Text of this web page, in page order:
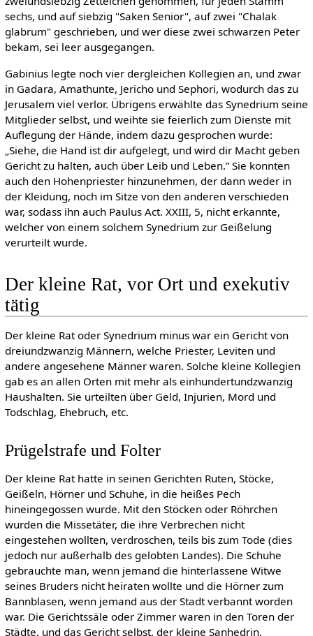
sechs, und auf siebzig "Saken Senior", auf zwei "Chalak
glabrum" geschrieben, und wer diese zwei schwarzen Peter
bekam, sei leer ausgegangen.
Gabinius legte noch vier dergleichen Kollegien an, und zwar
in Gadara, Amathunte, Jericho und Sephori, wodurch das zu
Jerusalem viel verlor. Übrigens erwählte das Synedrium seine
Mitglieder selbst, und weihte sie feierlich zum Dienste mit
Auflegung der Hände, indem dazu gesprochen wurde:
„Siehe, die Hand ist dir aufgelegt, und wird dir Macht geben
Gericht zu halten, auch über Leib und Leben.” Sie konnten
auch den Hohenpriester hinzunehmen, der dann weder in
der Kleidung, noch im Sitze von den anderen verschieden
war, sodass ihn auch Paulus Act. XXIII, 5, nicht erkannte,
welcher von einem solchem Synedrium zur Geißelung
verurteilt wurde.
Der kleine Rat, vor Ort und exekutiv
tätig
Der kleine Rat oder Synedrium minus war ein Gericht von
dreiundzwanzig Männern, welche Priester, Leviten und
andere angesehene Männer waren. Solche kleine Kollegien
gab es an allen Orten mit mehr als einhundertundzwanzig
Haushalten. Sie urteilten über Geld, Injurien, Mord und
Todschlag, Ehebruch, etc.
Prügelstrafe und Folter
Der kleine Rat hatte in seinen Gerichten Ruten, Stöcke,
Geißeln, Hörner und Schuhe, in die heißes Pech
hineingegossen wurde. Mit den Stöcken oder Röhrchen
wurden die Missetäter, die ihre Verbrechen nicht
eingestehen wollten, verdroschen, teils bis zum Tode (dies
jedoch nur außerhalb des gelobten Landes). Die Schuhe
gebrauchte man, wenn jemand die hinterlassene Witwe
seines Bruders nicht heiraten wollte und die Hörner zum
Bannblasen, wenn jemand aus der Stadt verbannt worden
war. Die Gerichtssäle oder Zimmer waren in den Toren der
Städte, und das Gericht selbst, der kleine Sanhedrin,